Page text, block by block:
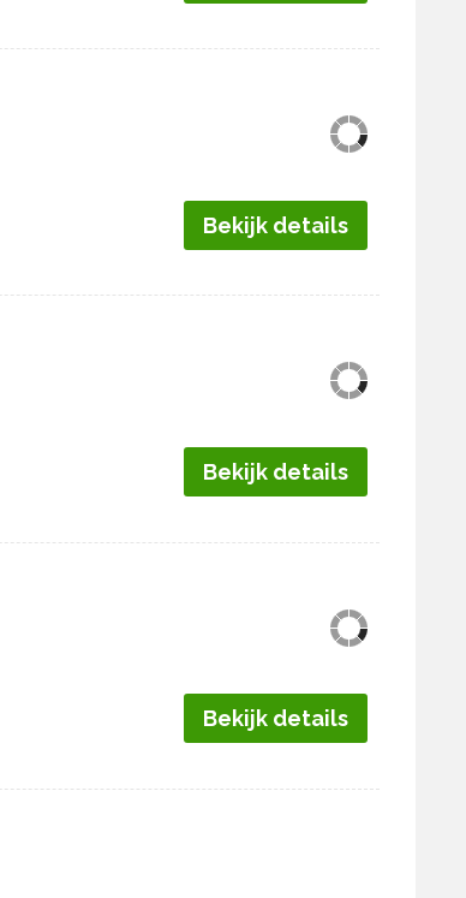
Bekijk details
Bekijk details
Bekijk details